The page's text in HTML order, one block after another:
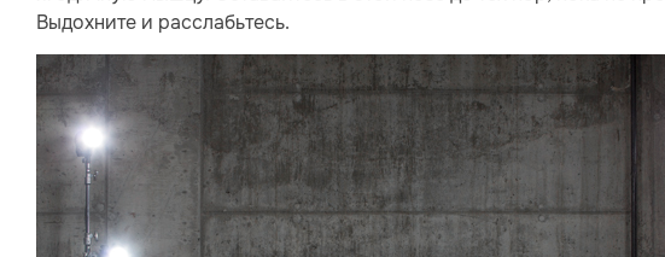
Выдохните и расслабьтесь.